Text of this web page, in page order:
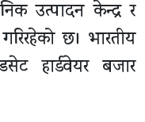
उत्पादन केन्द्र र
छ। भारतीय
हार्डवेयर बजार